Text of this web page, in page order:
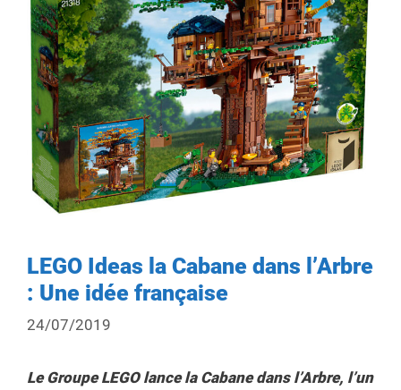
LEGO Ideas la Cabane dans l’Arbre
: Une idée française
24/07/2019
Le Groupe LEGO lance la Cabane dans l’Arbre, l’un